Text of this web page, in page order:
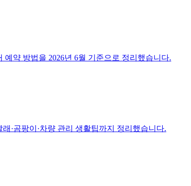
약 방법을 2026년 6월 기준으로 정리했습니다.
·곰팡이·차량 관리 생활팁까지 정리했습니다.